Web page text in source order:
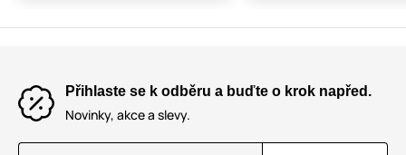
Přihlaste se k odběru a buďte o krok napřed.
Novinky, akce a slevy.